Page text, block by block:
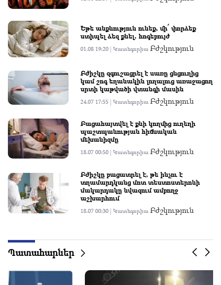
Եթե անքնություն ունեք, մի՛ փորձեք
ստիպել ձեզ քնել․ հոգեբույժ
01.08 19:20 | ԿատեգորիաԲժշկություն
Բժիշկը զգուշացրել է սառը ցնցուղից
կամ շոգ եղանակին լողալուց առաջացող
սրտի կաթվածի վտանգի մասին
24.07 17:55 | ԿատեգորիաԲժշկություն
Բացահայտվել է քնի կողմից ուղեղի
պաշտպանության հիմնական
մեխանիզմը
18.07 00:50 | ԿատեգորիաԲժշկություն
Բժիշկը բացատրել է, թե ինչու է
տղամարդկանց մոտ տեստոստերոնի
մակարդակը նվազում ամբողջ
աշխարհում
18.07 00:30 | ԿատեգորիաԲժշկություն
Պատահարներ